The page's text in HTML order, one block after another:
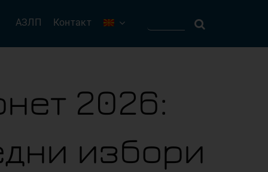
АЗЛП Контакт
2026:
избори